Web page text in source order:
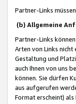
Partner-Links
(b) Allgemeine
Partner-Links
Arten von Links
Gestaltung und
auch Ihnen von uns
können. Sie dürfen
aus aufgerufen
Format erscheint)